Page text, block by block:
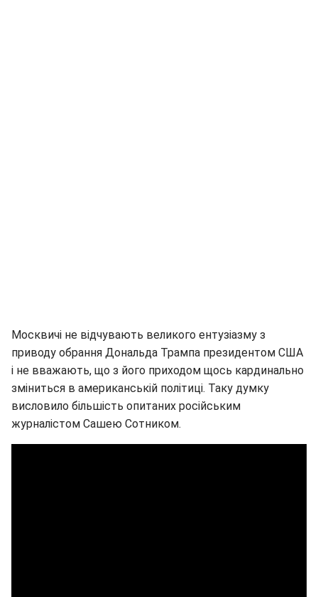
Москвичі не відчувають великого ентузіазму з
приводу обрання Дональда Трампа президентом США
і не вважають, що з його приходом щось кардинально
зміниться в американській політиці. Таку думку
висловило більшість опитаних російським
журналістом Сашею Сотником.